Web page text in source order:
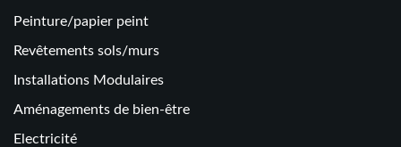
Peinture/papier peint
Revêtements sols/murs
Installations Modulaires
Aménagements de bien-être
Electricité